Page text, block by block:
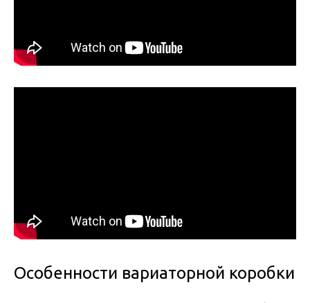
Особенности вариаторной коробки